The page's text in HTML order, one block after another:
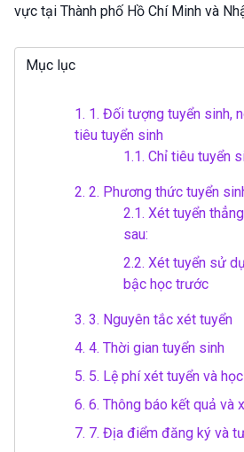
vực tại Thành phố Hồ Chí Minh và
Mục lục
1. 1. Đối tượng tuyển sinh,
tiêu tuyển sinh
1.1. Chỉ tiêu tuyển
2. 2. Phương thức tuyển
2.1. Xét tuyển
sau:
2.2. Xét tuyển sử
bậc học trước
3. 3. Nguyên tắc xét tuyển
4. 4. Thời gian tuyển sinh
5. 5. Lệ phí xét tuyển và
6. 6. Thông báo kết quả và
7. 7. Địa điểm đăng ký và